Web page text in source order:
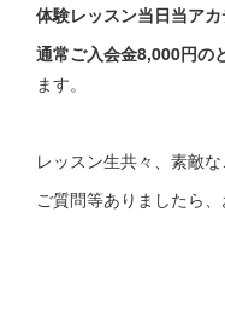
体験レッスン当日当ア
通常ご入会金8,000円の
ます。
レッスン生共々、素敵
ご質問等ありましたら